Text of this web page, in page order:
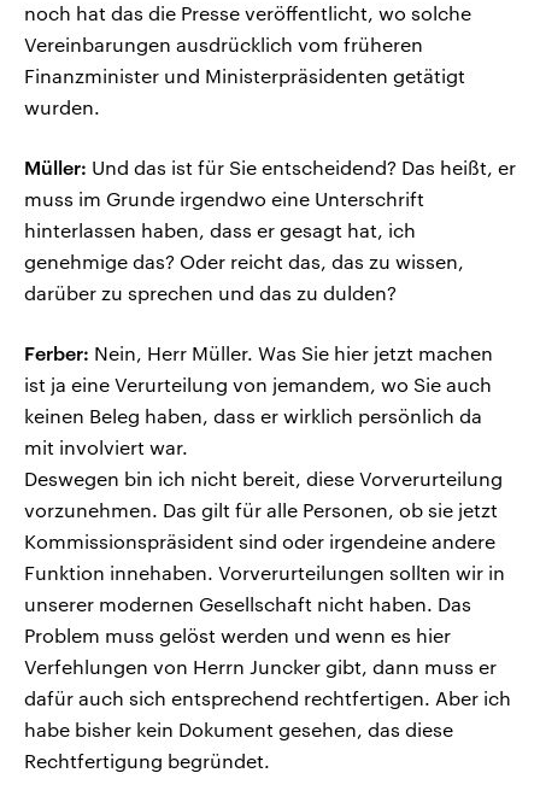
noch hat das die Presse veröffentlicht, wo solche
Vereinbarungen ausdrücklich vom früheren
Finanzminister und Ministerpräsidenten getätigt
wurden.
Müller: Und das ist für Sie entscheidend? Das heißt, er
muss im Grunde irgendwo eine Unterschrift
hinterlassen haben, dass er gesagt hat, ich
genehmige das? Oder reicht das, das zu wissen,
darüber zu sprechen und das zu dulden?
Ferber: Nein, Herr Müller. Was Sie hier jetzt machen
ist ja eine Verurteilung von jemandem, wo Sie auch
keinen Beleg haben, dass er wirklich persönlich da
mit involviert war.
Deswegen bin ich nicht bereit, diese Vorverurteilung
vorzunehmen. Das gilt für alle Personen, ob sie jetzt
Kommissionspräsident sind oder irgendeine andere
Funktion innehaben. Vorverurteilungen sollten wir in
unserer modernen Gesellschaft nicht haben. Das
Problem muss gelöst werden und wenn es hier
Verfehlungen von Herrn Juncker gibt, dann muss er
dafür auch sich entsprechend rechtfertigen. Aber ich
habe bisher kein Dokument gesehen, das diese
Rechtfertigung begründet.